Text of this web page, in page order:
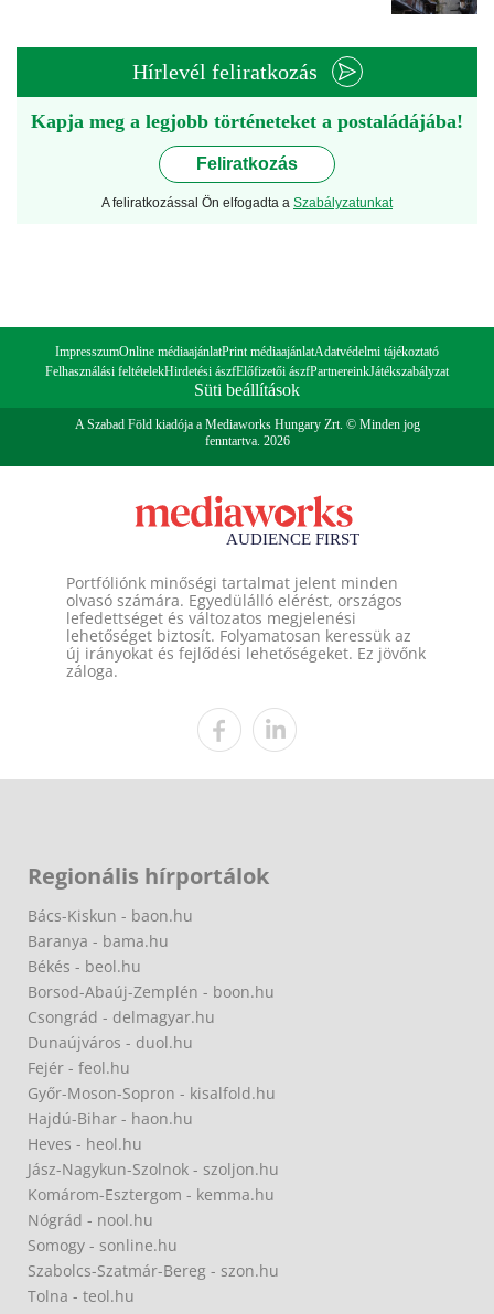
Hírlevél feliratkozás
Kapja meg a legjobb történeteket a postaládájába!
Feliratkozás
A feliratkozással Ön elfogadta a Szabályzatunkat
ImpresszumOnline médiaajánlatPrint médiaajánlatAdatvédelmi tájékoztató
Felhasználási feltételekHirdetési ászfElőfizetői ászfPartnereinkJátékszabályzat
Süti beállítások
A Szabad Föld kiadója a Mediaworks Hungary Zrt. © Minden jog
fenntartva. 2026
Portfóliónk minőségi tartalmat jelent minden
olvasó számára. Egyedülálló elérést, országos
lefedettséget és változatos megjelenési
lehetőséget biztosít. Folyamatosan keressük az
új irányokat és fejlődési lehetőségeket. Ez jövőnk
záloga.
Regionális hírportálok
Bács-Kiskun - baon.hu
Baranya - bama.hu
Békés - beol.hu
Borsod-Abaúj-Zemplén - boon.hu
Csongrád - delmagyar.hu
Dunaújváros - duol.hu
Fejér - feol.hu
Győr-Moson-Sopron - kisalfold.hu
Hajdú-Bihar - haon.hu
Heves - heol.hu
Jász-Nagykun-Szolnok - szoljon.hu
Komárom-Esztergom - kemma.hu
Nógrád - nool.hu
Somogy - sonline.hu
Szabolcs-Szatmár-Bereg - szon.hu
Tolna - teol.hu